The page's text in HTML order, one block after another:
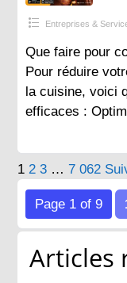
Entreprises &
Que faire pour
Pour réduire
la cuisine, voici
efficaces :
des
1 2 3 … 7 062
Page 1 of 9
Articles